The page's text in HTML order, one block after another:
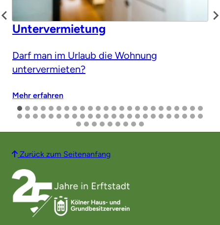
Untervermietung
Darf man im Urlaub die Wohnung
untervermieten?
Mehr erfahren
Zurück zum Seitenanfang